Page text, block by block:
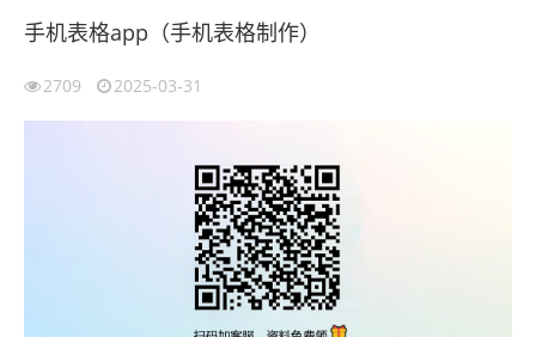
手机表格app（手机表格制作）
2709 2025-03-31